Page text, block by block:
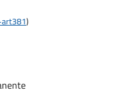
)